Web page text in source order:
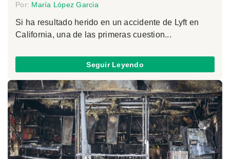
Por: María López Garcia
Si ha resultado herido en un accidente de Lyft en
California, una de las primeras cuestion...
Seguir Leyendo